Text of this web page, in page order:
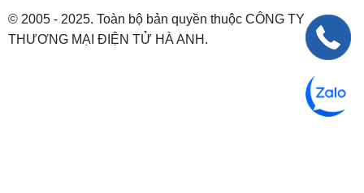
© 2005 - 2025. Toàn bộ bản quyền thuộc CÔNG TY
THƯƠNG MẠI ĐIỆN TỬ HÀ ANH.